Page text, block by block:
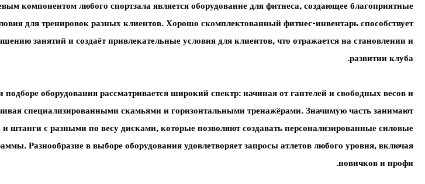
компонентом любого спортзала является оборудование для фитнеса, создающее благоприятные
для тренировок разных клиентов. Хорошо скомплектованный фитнес-инвентарь способствует
занятий и создаёт привлекательные условия для клиентов, что отражается на становлении и
развитии клуба.
подборе оборудования рассматривается широкий спектр: начиная от гантелей и свободных весов и
специализированными скамьями и горизонтальными тренажёрами. Значимую часть занимают
штанги с разными по весу дисками, которые позволяют создавать персонализированные силовые
Разнообразие в выборе оборудования удовлетворяет запросы атлетов любого уровня, включая
новичков и профи.